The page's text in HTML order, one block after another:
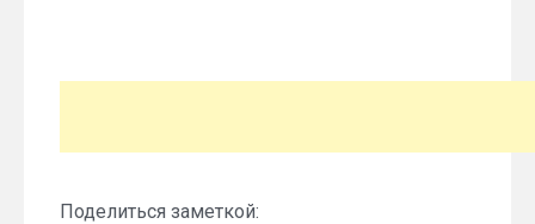
Поделиться заметкой: